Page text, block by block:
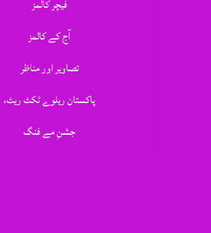
فیچر کالمز
آج کے کالمز
تصاویر اور مناظر
پاکستان ریلوے ٹکٹ ریٹ،
جشنِ مے فنگ